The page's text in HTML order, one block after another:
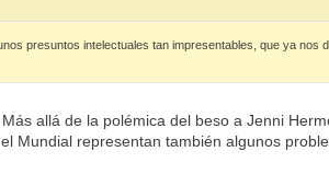
presuntos intelectuales tan impresentables, que ya nos
allá de la polémica del beso a Jenni
Mundial representan también algunos